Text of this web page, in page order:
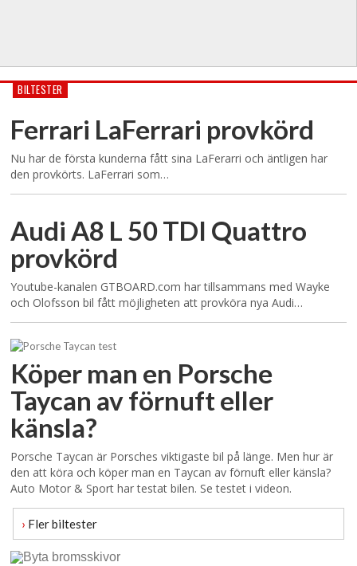
BILTESTER
Ferrari LaFerrari provkörd
Nu har de första kunderna fått sina LaFerarri och äntligen har
den provkörts. LaFerrari som…
Audi A8 L 50 TDI Quattro
provkörd
Youtube-kanalen GTBOARD.com har tillsammans med Wayke
och Olofsson bil fått möjligheten att provköra nya Audi…
Köper man en Porsche
Taycan av förnuft eller
känsla?
Porsche Taycan är Porsches viktigaste bil på länge. Men hur är
den att köra och köper man en Taycan av förnuft eller känsla?
Auto Motor & Sport har testat bilen. Se testet i videon.
› Fler biltester